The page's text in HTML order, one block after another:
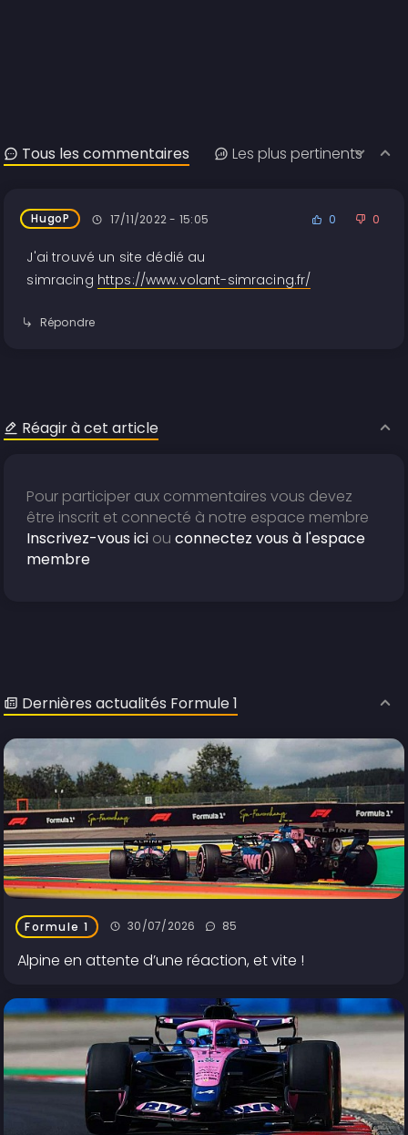
Tous les commentaires Les plus pertinents
HugoP 17/11/2022 - 15:05 0 0
J'ai trouvé un site dédié au
simracing https://www.volant-simracing.fr/
Répondre
Réagir à cet article
Pour participer aux commentaires vous devez
être inscrit et connecté à notre espace membre
Inscrivez-vous ici ouconnectez vous à l'espace
membre
Dernières actualités Formule 1
Formule 1 30/07/2026 85
Alpine en attente d’une réaction, et vite !